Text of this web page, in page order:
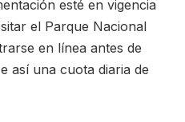
esté en vigencia
el Parque Nacional
en línea antes de
así una cuota diaria de